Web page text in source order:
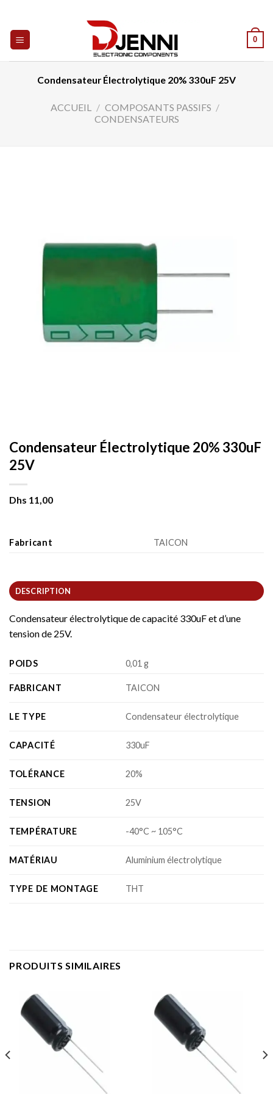
content
0
Condensateur Électrolytique 20% 330uF 25V
ACCUEIL / COMPOSANTS PASSIFS /
CONDENSATEURS
Condensateur Électrolytique 20% 330uF
25V
Dhs 11,00
Fabricant TAICON
DESCRIPTION
Condensateur électrolytique de capacité 330uF et d’une
tension de 25V.
POIDS 0,01 g
FABRICANT TAICON
LE TYPE Condensateur électrolytique
CAPACITÉ 330uF
TOLÉRANCE 20%
TENSION 25V
TEMPÉRATURE -40°C ~ 105°C
MATÉRIAU Aluminium électrolytique
TYPE DE MONTAGE THT
PRODUITS SIMILAIRES